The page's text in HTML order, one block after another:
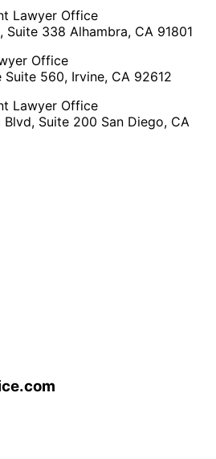
Lawyer Office
Suite 338 Alhambra, CA 91801
Office
Suite 560, Irvine, CA 92612
Lawyer Office
Suite 200 San Diego, CA